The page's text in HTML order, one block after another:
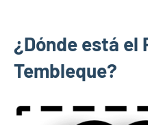
limpios en
municipios
de Toledo
2025
¿Dónde está el
Tembleque?